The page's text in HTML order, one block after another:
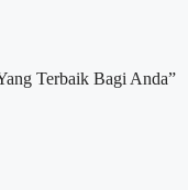
Terbaik Bagi Anda”